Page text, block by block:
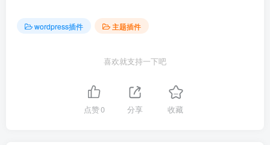
wordpress插件 主题插件
喜欢就支持一下吧
点赞0 分享 收藏